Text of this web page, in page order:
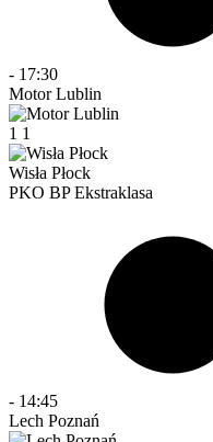
- 17:30
Motor Lublin
1 1
Wisła Płock
PKO BP Ekstraklasa
- 14:45
Lech Poznań